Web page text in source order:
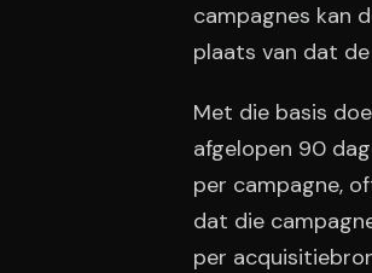
campagnes kan
plaats van dat
Met die basis
afgelopen 90
per campagne,
dat die
per